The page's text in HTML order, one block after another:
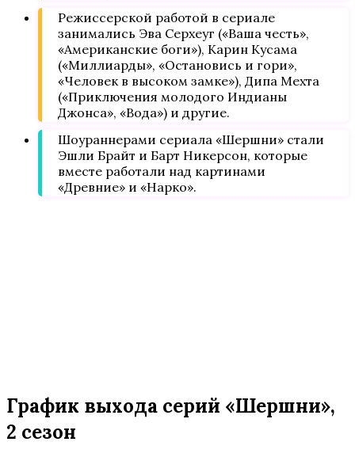
Режиссерской работой в сериале
занимались Эва Серхеуг («Ваша честь»,
«Американские боги»), Карин Кусама
(«Миллиарды», «Остановись и гори»,
«Человек в высоком замке»), Дипа Мехта
(«Приключения молодого Индианы
Джонса», «Вода») и другие.
Шоураннерами сериала «Шершни» стали
Эшли Брайт и Барт Никерсон, которые
вместе работали над картинами
«Древние» и «Нарко».
График выхода серий «Шершни»,
2 сезон